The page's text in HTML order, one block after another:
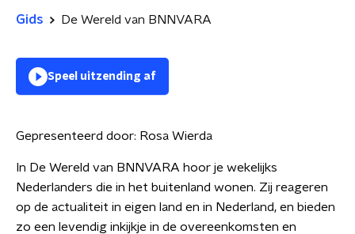
Gids De Wereld van BNNVARA
Speel uitzending af
Gepresenteerd door: Rosa Wierda
In De Wereld van BNNVARA hoor je wekelijks
Nederlanders die in het buitenland wonen. Zij reageren
op de actualiteit in eigen land en in Nederland, en bieden
zo een levendig inkijkje in de overeenkomsten en